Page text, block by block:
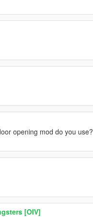
opening mod do you use?
[OIV]